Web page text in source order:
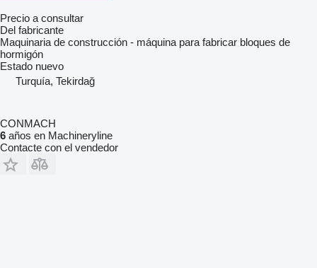
Precio a consultar
Del fabricante
Maquinaria de construcción - máquina para fabricar bloques de
hormigón
Estado nuevo
Turquía, Tekirdağ
CONMACH
6 años en Machineryline
Contacte con el vendedor